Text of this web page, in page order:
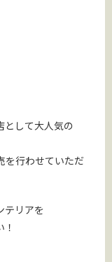
として大人気の
を行わせていただ
テリアを